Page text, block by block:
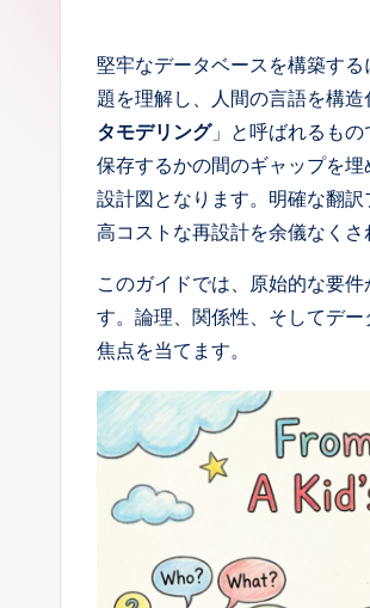
A
堅牢なデータベースを構築す
題を理解し、人間の言語を構
タモデリング」と呼ばれるも
保存するかの間のギャップを
設計図となります。明確な翻
高コストな再設計を余儀なくさ
このガイドでは、原始的な要
す。論理、関係性、そしてデ
焦点を当てます。